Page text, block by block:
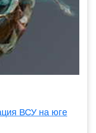
ВСУ на юге